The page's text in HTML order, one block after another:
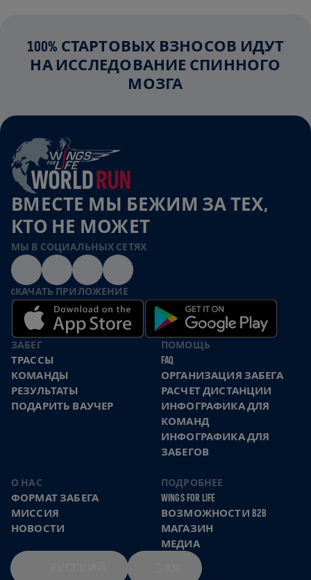
100% СТАРТОВЫХ ВЗНОСОВ ИДУТ
НА ИССЛЕДОВАНИЕ СПИННОГО
МОЗГА
ВМЕСТЕ МЫ БЕЖИМ ЗА ТЕХ,
КТО НЕ МОЖЕТ
МЫ В СОЦИАЛЬНЫХ СЕТЯХ
CКАЧАТЬ ПРИЛОЖЕНИЕ
ЗАБЕГ
ТРАССЫ
КОМАНДЫ
РЕЗУЛЬТАТЫ
ПОДАРИТЬ ВАУЧЕР
ПОМОЩЬ
FAQ
ОРГАНИЗАЦИЯ ЗАБЕГА
РАСЧЕТ ДИСТАНЦИИ
ИНФОГРАФИКА ДЛЯ
КОМАНД
ИНФОГРАФИКА ДЛЯ
ЗАБЕГОВ
О НАС
ФОРМАТ ЗАБЕГА
МИССИЯ
НОВОСТИ
ПОДРОБНЕЕ
WINGS FOR LIFE
ВОЗМОЖНОСТИ B2B
МАГАЗИН
МЕДИА